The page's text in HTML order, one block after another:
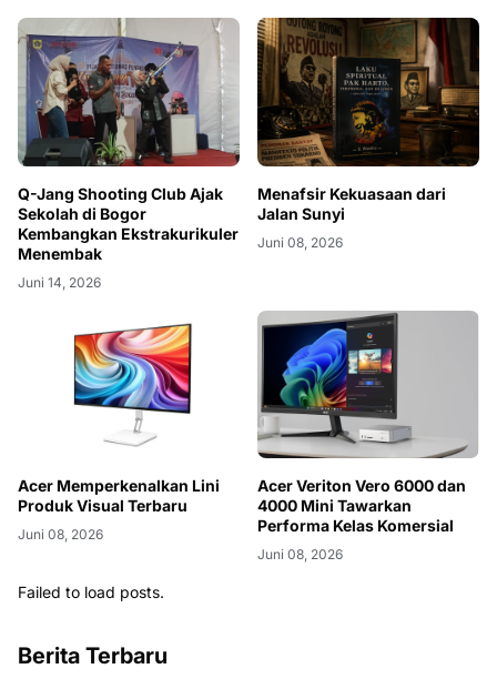
Q-Jang Shooting Club Ajak
Sekolah di Bogor
Kembangkan Ekstrakurikuler
Menembak
Juni 14, 2026
Menafsir Kekuasaan dari
Jalan Sunyi
Juni 08, 2026
Acer Memperkenalkan Lini
Produk Visual Terbaru
Juni 08, 2026
Acer Veriton Vero 6000 dan
4000 Mini Tawarkan
Performa Kelas Komersial
Juni 08, 2026
Failed to load posts.
Berita Terbaru